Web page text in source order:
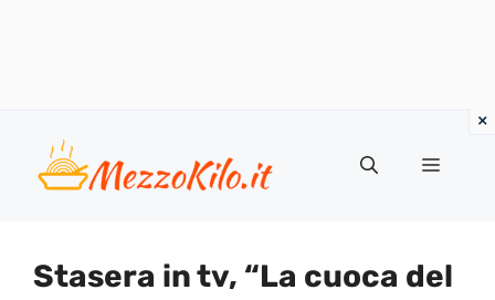
contenuto
Menu
Stasera in tv, “La cuoca del